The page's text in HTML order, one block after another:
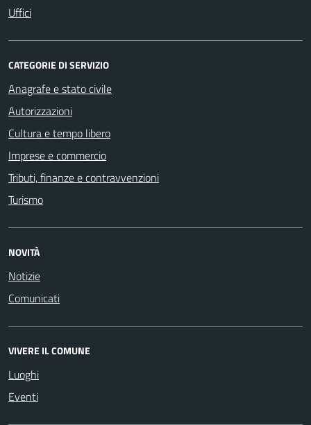
Uffici
CATEGORIE DI SERVIZIO
Anagrafe e stato civile
Autorizzazioni
Cultura e tempo libero
Imprese e commercio
Tributi, finanze e contravvenzioni
Turismo
NOVITÀ
Notizie
Comunicati
VIVERE IL COMUNE
Luoghi
Eventi